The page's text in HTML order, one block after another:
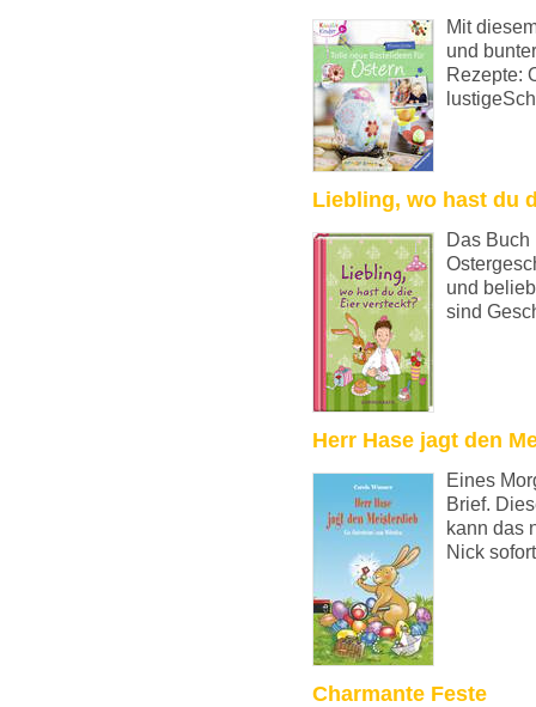
Mit
und
Rezepte:
Liebling, wo hast du
Das
und
sind
Herr Hase jagt den
Eines
Brief.
kann das
Nick
Charmante Feste